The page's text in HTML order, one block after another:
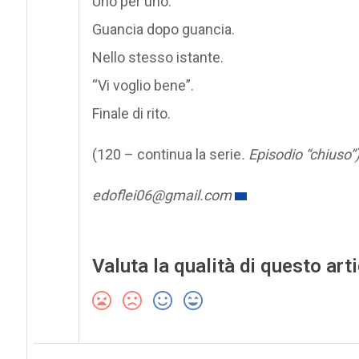
Guancia dopo guancia.
Nello stesso istante.
“Vi voglio bene”.
Finale di rito.
(120 – continua la serie. Episodio “chiuso”)
edoflei06@gmail.com
Valuta la qualità di questo